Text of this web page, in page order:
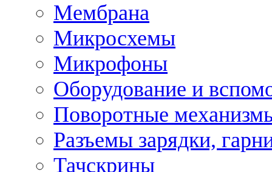
Мембрана
Микросхемы
Микрофоны
Оборудование и
Поворотные
Разъемы зарядки,
Тачскрины